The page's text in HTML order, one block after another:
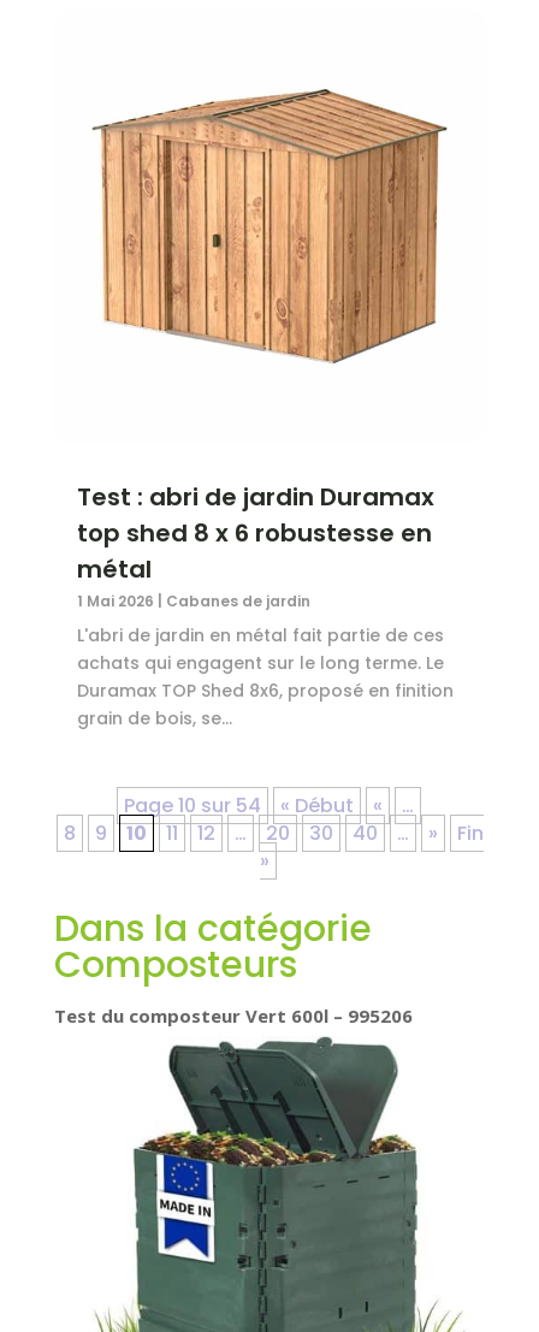
Test : abri de jardin Duramax
top shed 8 x 6 robustesse en
métal
1 Mai 2026 Cabanes de jardin
L'abri de jardin en métal fait partie de ces
achats qui engagent sur le long terme. Le
Duramax TOP Shed 8x6, proposé en finition
grain de bois, se...
Page 10 sur 54 « Début «
…
8
9 10 11 12 … 20 30 40 … »
Fin
»
Dans la catégorie
Composteurs
Test du composteur Vert 600l – 995206